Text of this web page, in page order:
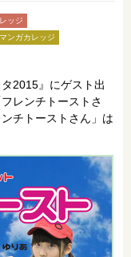
ッジ
マンガカレッジ
2015』にゲスト出
レンチトーストさ
チトーストさん」は